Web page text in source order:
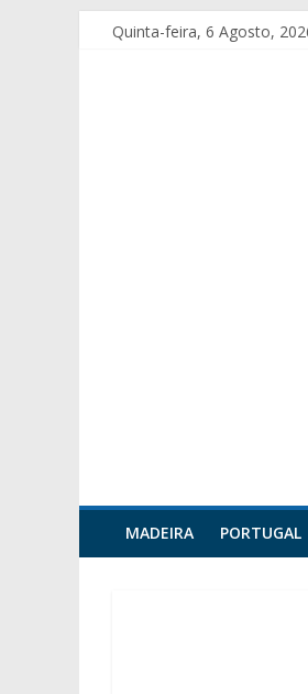
Quinta-feira, 6 Agosto,
MADEIRA PORTUGAL